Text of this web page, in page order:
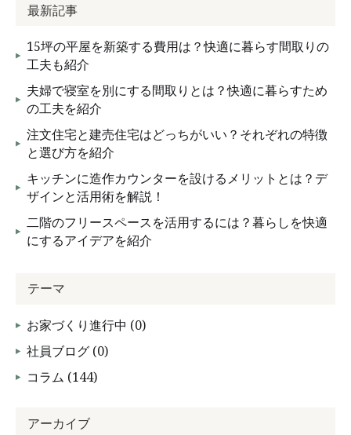
最新記事
15坪の平屋を新築する費用は？快適に暮らす間取りの
工夫も紹介
夫婦で寝室を別にする間取りとは？快適に暮らすため
の工夫を紹介
注文住宅と建売住宅はどっちがいい？それぞれの特徴
と選び方を紹介
キッチンに造作カウンターを設けるメリットとは？デ
ザインと活用術を解説！
二階のフリースペースを活用するには？暮らしを快適
にするアイデアを紹介
テーマ
お家づくり進行中 (0)
社員ブログ (0)
コラム (144)
アーカイブ